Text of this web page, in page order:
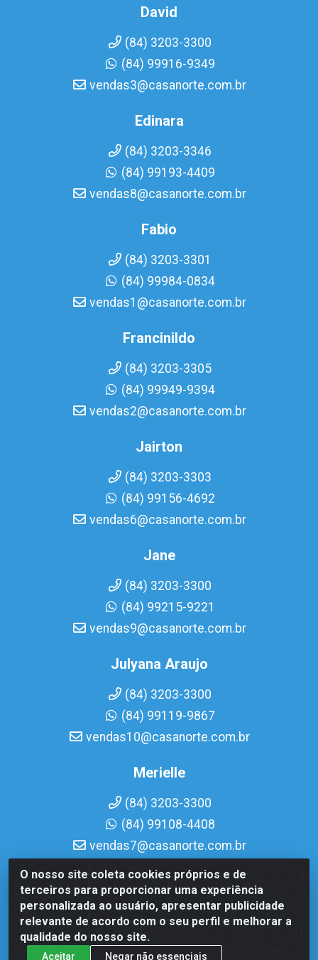
O nosso site coleta cookies próprios e de
terceiros para proporcionar uma experiência
personalizada ao usuário, apresentar publicidade
relevante de acordo com o seu perfil e melhorar a
qualidade do nosso site.
Aceitar Negar não essenciais
David
(84) 3203-3300
(84) 99916-9349
vendas3@casanorte.com.br
Edinara
(84) 3203-3346
(84) 99193-4409
vendas8@casanorte.com.br
Fabio
(84) 3203-3301
(84) 99984-0834
vendas1@casanorte.com.br
Francinildo
(84) 3203-3305
(84) 99949-9394
vendas2@casanorte.com.br
Jairton
(84) 3203-3303
(84) 99156-4692
vendas6@casanorte.com.br
Jane
(84) 3203-3300
(84) 99215-9221
vendas9@casanorte.com.br
Julyana Araujo
(84) 3203-3300
(84) 99119-9867
vendas10@casanorte.com.br
Merielle
(84) 3203-3300
(84) 99108-4408
vendas7@casanorte.com.br
Casa Norte LTDA - Av. Interventor Mário Câmara, 1815 -
Dix-Sept Rosado, Natal/RN - CEP 59054-600 - CNPJ
08.713.513/0001-51